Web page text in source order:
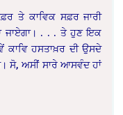
ਤੇ ਕਾਵਿਕ ਸਫ਼ਰ ਜਾਰੀ
ਜਾਏਗਾ। . . . ਤੇ ਹੁਣ ਇਕ
ਕਾਵਿ ਹਸਤਾਖ਼ਰ ਦੀ ਉਸਦੇ
ਸੋ, ਅਸੀਂ ਸਾਰੇ ਆਸਵੰਦ ਹਾਂ